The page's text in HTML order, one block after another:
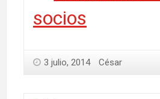
socios
3 julio, 2014 César